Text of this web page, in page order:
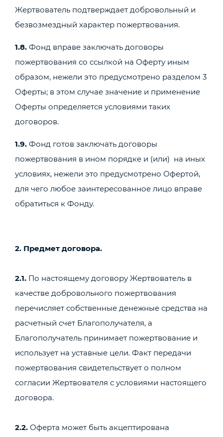
Жертвователь подтверждает добровольный и
безвозмездный характер пожертвования.
1.8. Фонд вправе заключать договоры
пожертвования со ссылкой на Оферту иным
образом, нежели это предусмотрено разделом 3
Оферты; в этом случае значение и применение
Оферты определяется условиями таких
договоров.
1.9. Фонд готов заключать договоры
пожертвования в ином порядке и (или) на иных
условиях, нежели это предусмотрено Офертой,
для чего любое заинтересованное лицо вправе
обратиться к Фонду.
2. Предмет договора.
2.1. По настоящему договору Жертвователь в
качестве добровольного пожертвования
перечисляет собственные денежные средства на
расчетный счет Благополучателя, а
Благополучатель принимает пожертвование и
использует на уставные цели. Факт передачи
пожертвования свидетельствует о полном
согласии Жертвователя с условиями настоящего
договора.
2.2. Оферта может быть акцептирована